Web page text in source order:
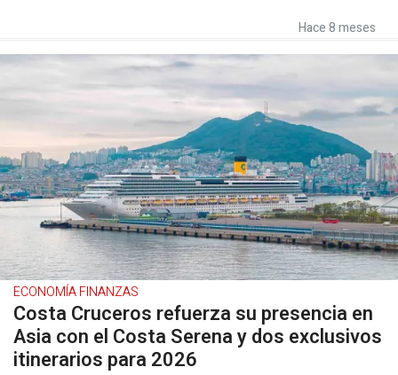
Hace 8 meses
ECONOMÍA FINANZAS
Costa Cruceros refuerza su presencia en
Asia con el Costa Serena y dos exclusivos
itinerarios para 2026